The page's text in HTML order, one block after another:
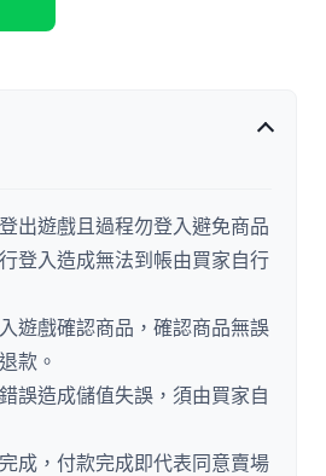
出遊戲且過程勿登入避免商品
登入造成無法到帳由買家自行
遊戲確認商品，確認商品無誤
款。
誤造成儲值失誤，須由買家自
成，付款完成即代表同意賣場